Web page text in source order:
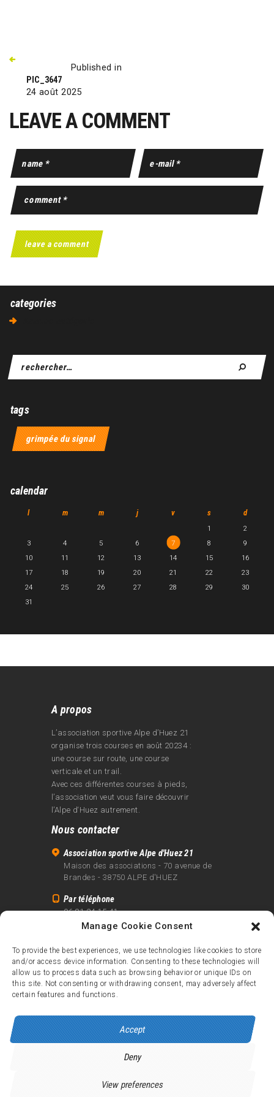
Manage Cookie Consent
To provide the best experiences, we use technologies like cookies to store
and/or access device information. Consenting to these technologies will
allow us to process data such as browsing behavior or unique IDs on
this site. Not consenting or withdrawing consent, may adversely affect
certain features and functions.
Accept
Deny
View preferences
Published in
PIC_3647
24 août 2025
LEAVE A COMMENT
categories
tags
grimpée du signal
calendar
l m m j v s d
1
2
3
4 5 6 7 8
9
10
11 12 13 14 15
16
17
18 19 20 21 22
23
24
25 26 27 28 29
30
31
A propos
L’association sportive Alpe d’Huez 21
organise trois courses en août 20234 :
une course sur route, une course
verticale et un trail.
Avec ces différentes courses à pieds,
l’association veut vous faire découvrir
l’Alpe d‘Huez autrement.
Nous contacter
Association sportive Alpe d'Huez 21
Maison des associations - 70 avenue de
Brandes - 38750 ALPE d'HUEZ
Par téléphone
06 81 24 15 41
info@alpe21.fr
Mentions légales
Contact
crédits